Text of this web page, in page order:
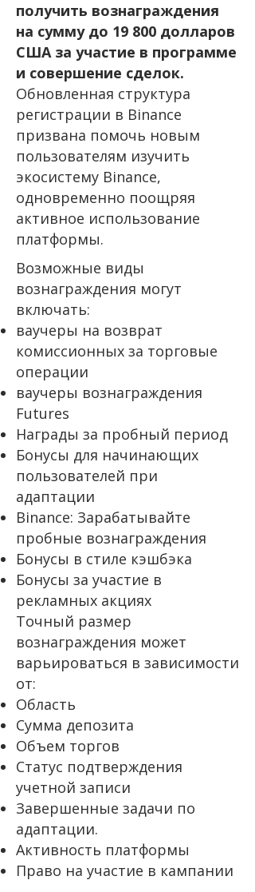
получить вознаграждения
на сумму до 19 800 долларов
США за участие в программе
и совершение сделок.
Обновленная структура
регистрации в Binance
призвана помочь новым
пользователям изучить
экосистему Binance,
одновременно поощряя
активное использование
платформы.
Возможные виды
вознаграждения могут
включать:
ваучеры на возврат
комиссионных за торговые
операции
ваучеры вознаграждения
Futures
Награды за пробный период
Бонусы для начинающих
пользователей при
адаптации
Binance: Зарабатывайте
пробные вознаграждения
Бонусы в стиле кэшбэка
Бонусы за участие в
рекламных акциях
Точный размер
вознаграждения может
варьироваться в зависимости
от:
Область
Сумма депозита
Объем торгов
Статус подтверждения
учетной записи
Завершенные задачи по
адаптации.
Активность платформы
Право на участие в кампании